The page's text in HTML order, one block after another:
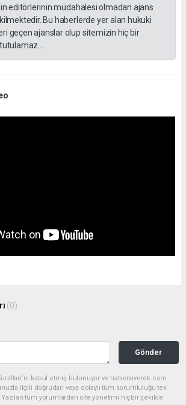
editörlerinin müdahalesi olmadan ajans
Bu haberlerde yer alan hukuki
geçen ajanslar olup sitemizin hiç bir
(0)
Gönder
kabul etmiş bulunuyor ve habersiverek.com
ilgili doğrudan veya dolaylı tüm sorumluluğu tek
Yazılan tüm yorumlardan site yönetimi hiçbir şekilde